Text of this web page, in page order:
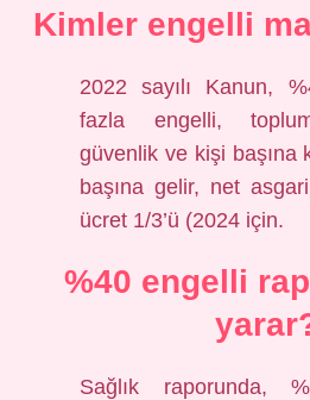
Kimler engelli
2022 sayılı Kanun,
fazla engelli,
güvenlik ve kişi başına
başına gelir, net
ücret 1/3’ü (2024 için.
%40 engelli
Sağlık raporunda,